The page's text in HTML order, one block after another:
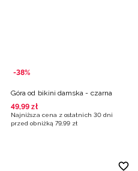
-38%
Góra od bikini damska - czarna
49,99 zł
Najniższa cena z ostatnich 30 dni
przed obniżką 79,99 zł